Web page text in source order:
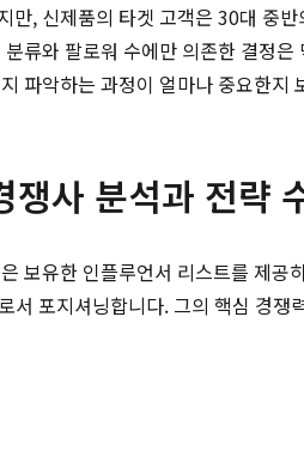
, 신제품의 타겟 고객은 30대 중
류와 팔로워 수에만 의존한 결정
파악하는 과정이 얼마나 중요한지
사 분석과 전략
보유한 인플루언서 리스트를 제공
포지셔닝합니다. 그의 핵심 경